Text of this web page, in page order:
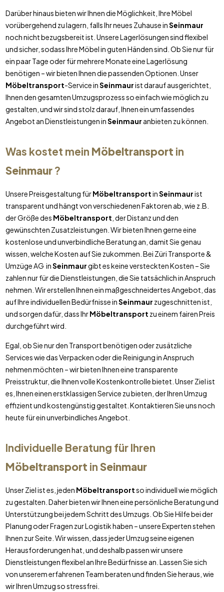
Darüber hinaus bieten wir Ihnen die Möglichkeit, Ihre Möbel
vorübergehend zu lagern, falls Ihr neues Zuhause inSeinmaur
noch nicht bezugsbereit ist. Unsere Lagerlösungen sind flexibel
und sicher, sodass Ihre Möbel in guten Händen sind. Ob Sie nur für
ein paar Tage oder für mehrere Monate eine Lagerlösung
benötigen – wir bieten Ihnen die passenden Optionen. Unser
Möbeltransport-Service inSeinmaurist darauf ausgerichtet,
Ihnen den gesamten Umzugsprozess so einfach wie möglich zu
gestalten, und wir sind stolz darauf, Ihnen ein umfassendes
Angebot an Dienstleistungen inSeinmaur anbieten zu können.
Was kostet mein Möbeltransport in
Seinmaur?
Unsere Preisgestaltung fürMöbeltransportinSeinmaurist
transparent und hängt von verschiedenen Faktoren ab, wie z.B.
der Größe des Möbeltransport , der Distanz und den
gewünschten Zusatzleistungen. Wir bieten Ihnen gerne eine
kostenlose und unverbindliche Beratung an, damit Sie genau
wissen, welche Kosten auf Sie zukommen. Bei Züri Transporte &
Umzüge AG inSeinmaurgibt es keine versteckten Kosten – Sie
zahlen nur für die Dienstleistungen, die Sie tatsächlich in Anspruch
nehmen. Wir erstellen Ihnen ein maßgeschneidertes Angebot, das
auf Ihre individuellen Bedürfnisse inSeinmaur zugeschnitten ist,
und sorgen dafür, dass IhrMöbeltransport zu einem fairen Preis
durchgeführt wird.
Egal, ob Sie nur den Transport benötigen oder zusätzliche
Services wie das Verpacken oder die Reinigung in Anspruch
nehmen möchten – wir bieten Ihnen eine transparente
Preisstruktur, die Ihnen volle Kostenkontrolle bietet. Unser Ziel ist
es, Ihnen einen erstklassigen Service zu bieten, der Ihren Umzug
effizient und kostengünstig gestaltet. Kontaktieren Sie uns noch
heute für ein unverbindliches Angebot.
Individuelle Beratung für Ihren
Möbeltransport inSeinmaur
Unser Ziel ist es, jeden Möbeltransportso individuell wie möglich
zu gestalten. Daher bieten wir Ihnen eine persönliche Beratung und
Unterstützung bei jedem Schritt des Umzugs. Ob Sie Hilfe bei der
Planung oder Fragen zur Logistik haben – unsere Experten stehen
Ihnen zur Seite. Wir wissen, dass jeder Umzug seine eigenen
Herausforderungen hat, und deshalb passen wir unsere
Dienstleistungen flexibel an Ihre Bedürfnisse an. Lassen Sie sich
von unserem erfahrenen Team beraten und finden Sie heraus, wie
wir Ihren Umzug so stressfrei.